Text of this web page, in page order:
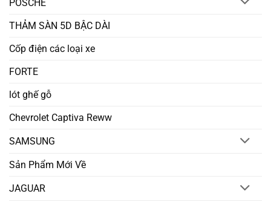
POSCHE
THẢM SÀN 5D BẬC DÀI
Cốp điện các loại xe
FORTE
lót ghế gỗ
Chevrolet Captiva Reww
SAMSUNG
Sản Phẩm Mới Về
JAGUAR